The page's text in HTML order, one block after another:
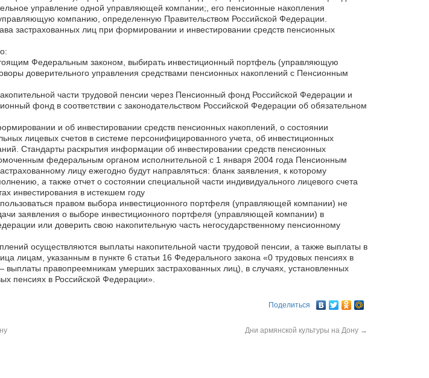
управление одной управляющей компании;, его пенсионные накопления
компанию, определенную Правительством Российской Федерации.
застрахованных лиц при формировании и инвестировании средств пенсионных
Федеральным законом, выбирать инвестиционный портфель (управляющую
доверительного управления средствами пенсионных накоплений с Пенсионным
части трудовой пенсии через Пенсионный фонд Российской Федерации и
фонд в соответствии с законодательством Российской Федерации об обязательном
и об инвестировании средств пенсионных накоплений, о состоянии
лицевых счетов в системе персонифицированного учета, об инвестиционных
Стандарты раскрытия информации об инвестировании средств пенсионных
федеральным органом исполнительной с 1 января 2004 года Пенсионным
лицу ежегодно будут направляться: бланк заявления, к которому
а также отчет о состоянии специальной части индивидуального лицевого счета
инвестирования в истекшем году
правом выбора инвестиционного портфеля (управляющей компании) не
заявления о выборе инвестиционного портфеля (управляющей компании) в
или доверить свою накопительную часть негосударственному пенсионному
осуществляются выплаты накопительной части трудовой пенсии, а также выплаты в
лицам, указанным в пункте 6 статьи 16 Федерального закона «0 трудовых пенсиях в
правопреемникам умерших застрахованных лиц), в случаях, установленных
пенсиях в Российской Федерации».
Поделиться
Дни армянской культуры на Дону →